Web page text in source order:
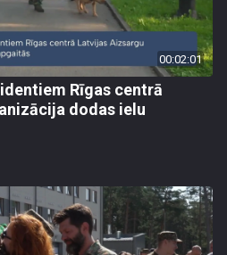
00:02:01
Rīgas centrā
dodas ielu